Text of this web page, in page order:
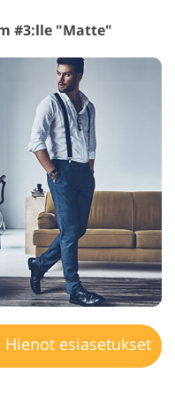
#3:lle "Matte"
Hienot esiasetukset